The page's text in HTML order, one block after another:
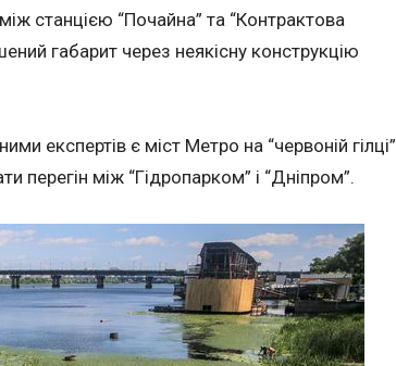
станцією “Почайна” та “Контрактова
габарит через неякісну конструкцію
експертів є міст Метро на “червоній гілці”
між “Гідропарком” і “Дніпром”.